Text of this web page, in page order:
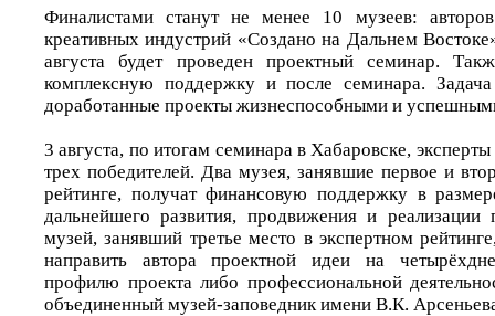
Финалистами станут не менее 10 музеев:
креативных индустрий «Создано на Дальнем
августа будет проведен проектный семинар.
комплексную поддержку и после семинара.
доработанные проекты жизнеспособными и
3 августа, по итогам семинара в Хабаровске,
трех победителей. Два музея, занявшие первое и
рейтинге, получат финансовую поддержку в
дальнейшего развития, продвижения и
музей, занявший третье место в экспертном
направить автора проектной идеи на
профилю проекта либо профессиональной
объединенный музей-заповедник имени В.К.